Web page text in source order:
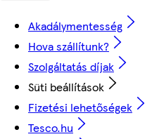
Akadálymentesség
Hova szállítunk?
Szolgáltatás díjak
Süti beállítások
Fizetési lehetőségek
Tesco.hu